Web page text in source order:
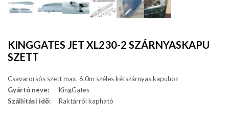
KINGGATES JET XL230-2 SZÁRNYASKAPU
SZETT
Csavarorsós szett max. 6.0m széles kétszárnyas kapuhoz
Gyártó neve:
KingGates
Szállítási idő:
Raktárról kapható